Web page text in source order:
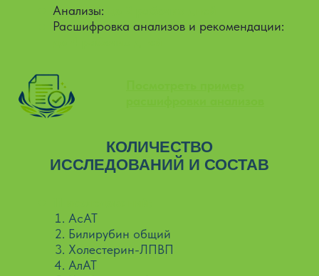
Анализы:
Расшифровка анализов и рекомендации:
АсАТ
Билирубин общий
Холестерин-ЛПВП
АлАТ
КОЛИЧЕСТВО
ИССЛЕДОВАНИЙ И СОСТАВ